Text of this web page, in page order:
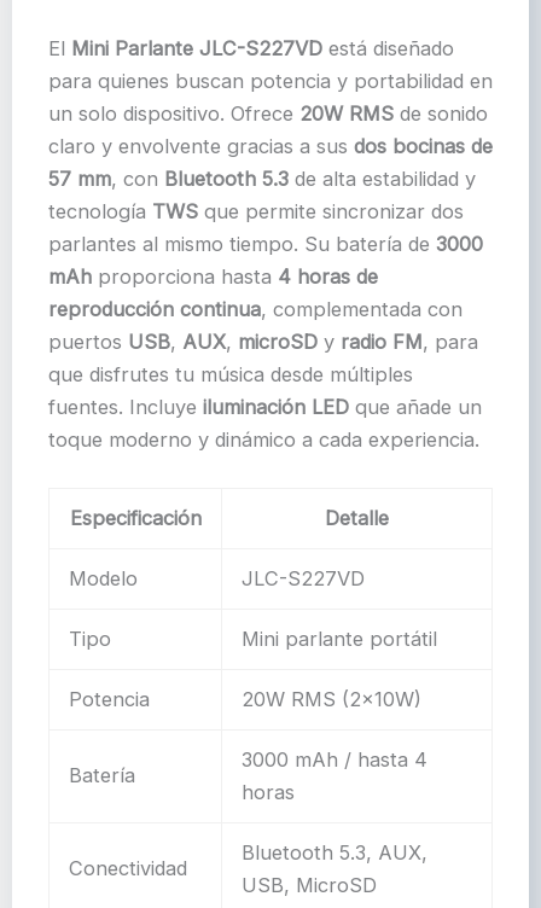
El Mini Parlante JLC-S227VD está diseñado
para quienes buscan potencia y portabilidad en
un solo dispositivo. Ofrece 20W RMS de sonido
claro y envolvente gracias a sus dos bocinas de
57 mm, con Bluetooth 5.3 de alta estabilidad y
tecnología TWS que permite sincronizar dos
parlantes al mismo tiempo. Su batería de 3000
mAh proporciona hasta 4 horas de
reproducción continua, complementada con
puertos USB, AUX, microSD y radio FM, para
que disfrutes tu música desde múltiples
fuentes. Incluye iluminación LED que añade un
toque moderno y dinámico a cada experiencia.
Especificación Detalle
Modelo JLC-S227VD
Tipo Mini parlante portátil
Potencia 20W RMS (2x10W)
Batería
3000 mAh / hasta 4
horas
Conectividad
Bluetooth 5.3, AUX,
USB, MicroSD